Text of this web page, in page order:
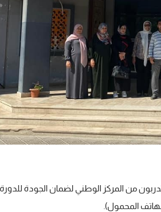
من المركز الوطني لضمان الجودة للدورة
المحمول).